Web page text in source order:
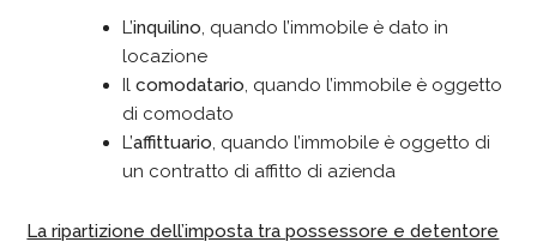
L’inquilino, quando l’immobile è dato in
locazione
Ilcomodatario, quando l’immobile è oggetto
di comodato
L’affittuario, quando l’immobile è oggetto di
un contratto di affitto di azienda
La ripartizione dell’imposta tra possessore e detentore